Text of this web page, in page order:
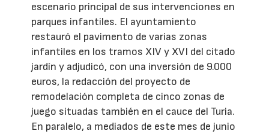
escenario principal de sus intervenciones en
parques infantiles. El ayuntamiento
restauró el pavimento de varias zonas
infantiles en los tramos XIV y XVI del citado
jardín y adjudicó, con una inversión de 9.000
euros, la redacción del proyecto de
remodelación completa de cinco zonas de
juego situadas también en el cauce del Turia.
En paralelo, a mediados de este mes de junio